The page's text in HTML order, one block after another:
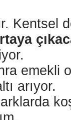
Kentsel
emekli
arıyor.